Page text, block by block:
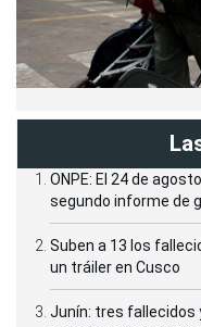
ONPE: El 24 de
segundo informe de
Suben a 13 los
un tráiler en Cusco
Junín: tres fallecidos